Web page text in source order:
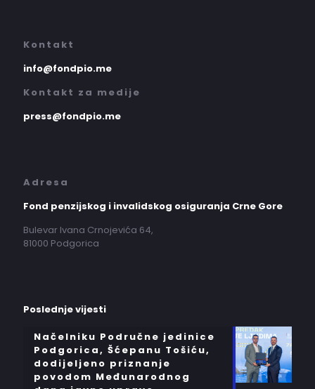
Kontakt
info@fondpio.me
Kontakt za medije
press@fondpio.me
Adresa
Fond penzijskog i invalidskog osiguranja Crne Gore
Bulevar Ivana Crnojevića 64,
81000 Podgorica
Poslednje vijesti
Načelniku Područne jedinice
Podgorica, Šćepanu Tošiću,
dodijeljeno priznanje
povodom Međunarodnog